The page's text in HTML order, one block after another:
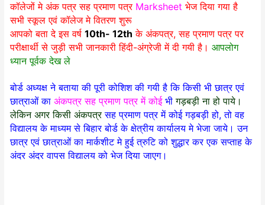
कॉलेजों मे अंक पत्र सह प्रमाण पत्र Marksheet भेज दिया गया है
सभी स्कूल एवं कॉलेज मे वितरण शुरू
आपको बता दे इस वर्ष10th- 12th के अंकपत्र, सह प्रमाण पत्र पर
परीक्षार्थी से जुड़ी सभी जानकारी हिंदी-अंग्रेजी में दी गयी है।आपलोग
ध्यान पूर्वक देख ले
बोर्ड अध्यक्ष ने बताया की पूरी कोशिश की गयी है कि किसी भी छात्र एवं
छात्राओं काअंकपत्र सह प्रमाण पत्र में कोईभीगड़बड़ी ना हो पाये।
लेकिन अगर किसी अंकपत्रसह प्रमाण पत्र में कोई गड़बड़ी हो, तो वह
विद्यालय के माध्यम से बिहार बोर्ड के क्षेत्रीय कार्यालय मे भेजा जाये। उन
छात्र एवं छात्राओं का मार्कशीट मे हुई त्रुटि को शुद्धार कर एक सप्ताह के
अंदर अंदर वापस विद्यालय को भेज दिया जाएग।